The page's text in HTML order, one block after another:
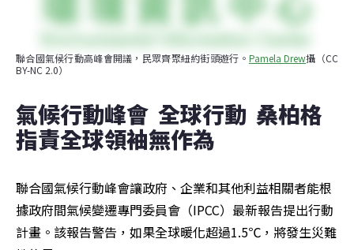
聯合國氣候行動高峰會開議，民眾齊聚紐約街頭遊行。 Pamela Drew攝（CC
BY-NC 2.0）
氣候行動峰會  全球行動  桑柏格
指責全球領袖無作為
聯合國氣候行動峰會讓政府、企業和其他利益相關者能根
據政府間氣候變遷專門委員會（IPCC）最新報告提出行動
計畫。該報告警告，如果全球暖化超過1.5℃，將發生災難